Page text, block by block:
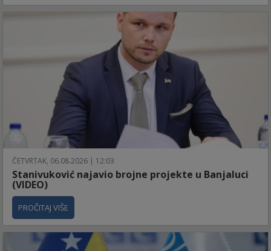
ČETVRTAK, 06.08.2026 | 12:03
Stanivuković najavio brojne projekte u Banjaluci
(VIDEO)
PROČITAJ VIŠE